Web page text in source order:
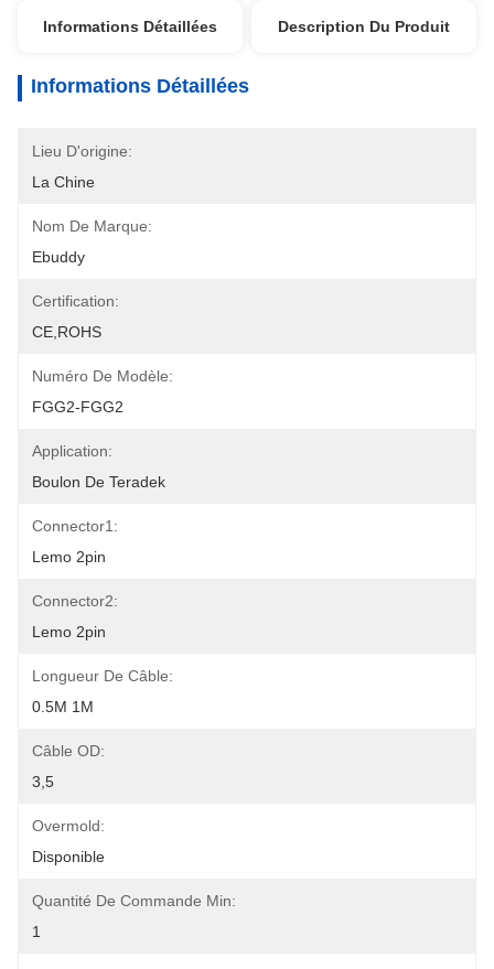
Informations Détaillées Description Du Produit
Informations Détaillées
Lieu D'origine:
La Chine
Nom De Marque:
Ebuddy
Certification:
CE,ROHS
Numéro De Modèle:
FGG2-FGG2
Application:
Boulon De Teradek
Connector1:
Lemo 2pin
Connector2:
Lemo 2pin
Longueur De Câble:
0.5M 1M
Câble OD:
3,5
Overmold:
Disponible
Quantité De Commande Min:
1